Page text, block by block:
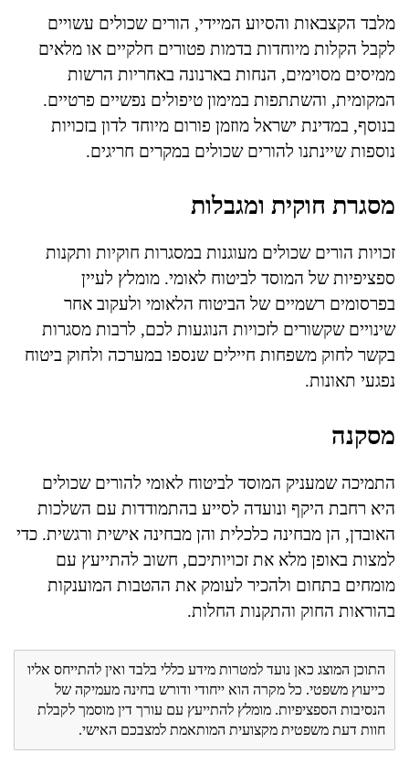
מלבד הקצבאות והסיוע המיידי, הורים שכולים עשויים
לקבל הקלות מיוחדות בדמות פטורים חלקיים או מלאים
ממיסים מסוימים, הנחות בארנונה באחריות הרשות
המקומית, והשתתפות במימון טיפולים נפשיים פרטיים.
בנוסף, במדינת ישראל מוזמן פורום מיוחד לדון בזכויות
נוספות שיינתנו להורים שכולים במקרים חריגים.
מסגרת חוקית ומגבלות
זכויות הורים שכולים מעוגנות במסגרות חוקיות ותקנות
ספציפיות של המוסד לביטוח לאומי. מומלץ לעיין
בפרסומים רשמיים של הביטוח הלאומי ולעקוב אחר
שינויים שקשורים לזכויות הנוגעות לכם, לרבות מסגרות
בקשר לחוק משפחות חיילים שנספו במערכה ולחוק ביטוח
נפגעי תאונות.
מסקנה
התמיכה שמעניק המוסד לביטוח לאומי להורים שכולים
היא רחבת היקף ונועדה לסייע בהתמודדות עם השלכות
האובדן, הן מבחינה כלכלית והן מבחינה אישית ורגשית. כדי
למצות באופן מלא את זכויותיכם, חשוב להתייעץ עם
מומחים בתחום ולהכיר לעומק את ההטבות המוענקות
בהוראות החוק והתקנות החלות.
התוכן המוצג כאן נועד למטרות מידע כללי בלבד ואין להתייחס אליו
כייעוץ משפטי. כל מקרה הוא ייחודי ודורש בחינה מעמיקה של
הנסיבות הספציפיות. מומלץ להתייעץ עם עורך דין מוסמך לקבלת
חוות דעת משפטית מקצועית המותאמת למצבכם האישי.